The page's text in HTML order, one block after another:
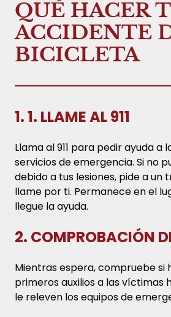
QUÉ HACER
ACCIDENTE
BICICLETA
1. 1. LLAME AL 911
Llama al 911 para pedir ayuda a
servicios de emergencia. Si no
debido a tus lesiones, pide a un
llame por ti. Permanece en el
llegue la ayuda.
2. COMPROBACIÓN
Mientras espera, compruebe si
primeros auxilios a las víctimas
le releven los equipos de